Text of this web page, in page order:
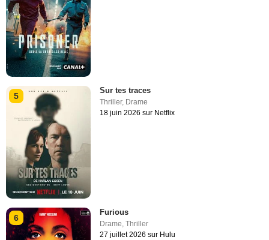
5
Sur tes traces
Thriller, Drame
18 juin 2026 sur Netflix
6
Furious
Drame,Thriller
27 juillet 2026 sur Hulu